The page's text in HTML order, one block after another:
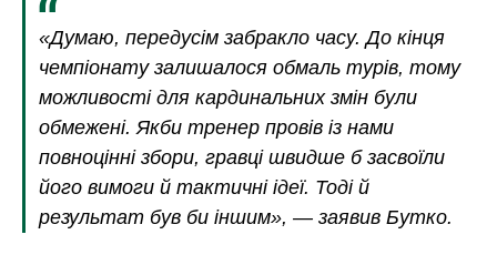
«Думаю, передусім забракло часу. До кінця
чемпіонату залишалося обмаль турів, тому
можливості для кардинальних змін були
обмежені. Якби тренер провів із нами
повноцінні збори, гравці швидше б засвоїли
його вимоги й тактичні ідеї. Тоді й
результат був би іншим», — заявив Бутко.